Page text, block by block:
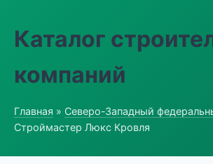
Каталог
компаний
Главная » Северо-Западный
Строймастер Люкс Кровля